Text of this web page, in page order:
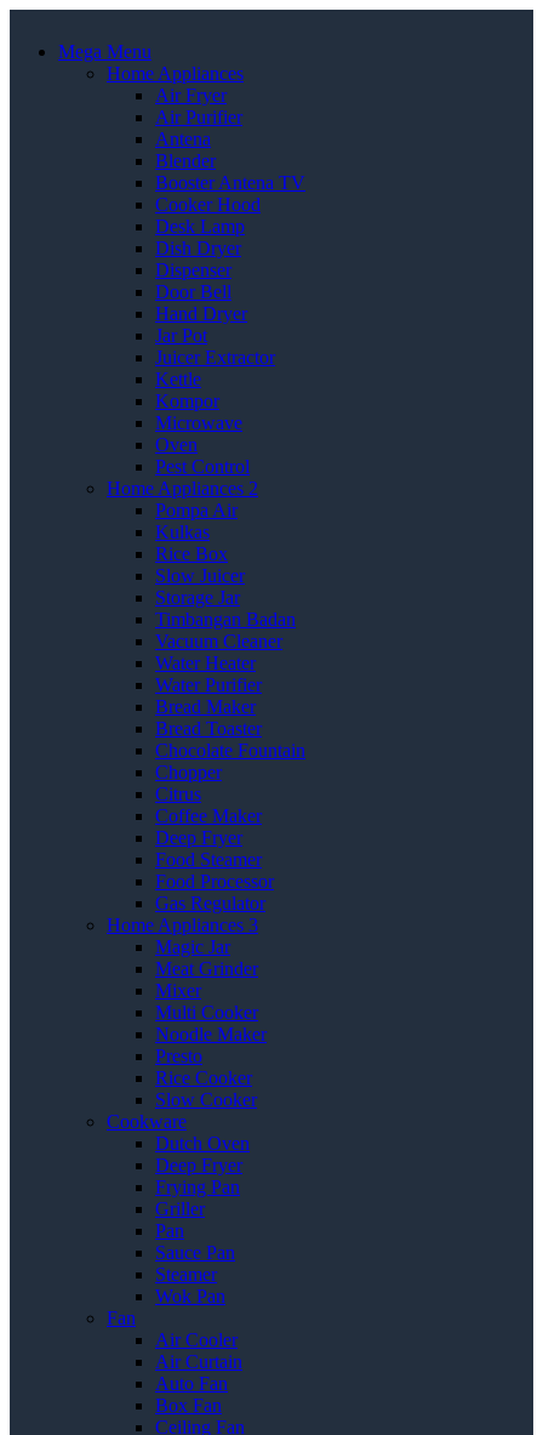
Mega Menu
Home Appliances
Air Fryer
Air Purifier
Antena
Blender
Booster Antena TV
Cooker Hood
Desk Lamp
Dish Dryer
Dispenser
Door Bell
Hand Dryer
Jar Pot
Juicer Extractor
Kettle
Kompor
Microwave
Oven
Pest Control
Home Appliances 2
Pompa Air
Kulkas
Rice Box
Slow Juicer
Storage Jar
Timbangan Badan
Vacuum Cleaner
Water Heater
Water Purifier
Bread Maker
Bread Toaster
Chocolate Fountain
Chopper
Citrus
Coffee Maker
Deep Fryer
Food Steamer
Food Processor
Gas Regulator
Home Appliances 3
Magic Jar
Meat Grinder
Mixer
Multi Cooker
Noodle Maker
Presto
Rice Cooker
Slow Cooker
Cookware
Dutch Oven
Deep Fryer
Frying Pan
Griller
Pan
Sauce Pan
Steamer
Wok Pan
Fan
Air Cooler
Air Curtain
Auto Fan
Box Fan
Ceiling Fan